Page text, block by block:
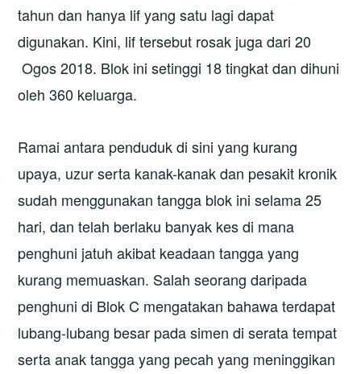
tahun dan hanya lif yang satu lagi dapat
digunakan. Kini, lif tersebut rosak juga dari 20
Ogos 2018. Blok ini setinggi 18 tingkat dan dihuni
oleh 360 keluarga.
Ramai antara penduduk di sini yang kurang
upaya, uzur serta kanak-kanak dan pesakit kronik
sudah menggunakan tangga blok ini selama 25
hari, dan telah berlaku banyak kes di mana
penghuni jatuh akibat keadaan tangga yang
kurang memuaskan. Salah seorang daripada
penghuni di Blok C mengatakan bahawa terdapat
lubang-lubang besar pada simen di serata tempat
serta anak tangga yang pecah yang meninggikan